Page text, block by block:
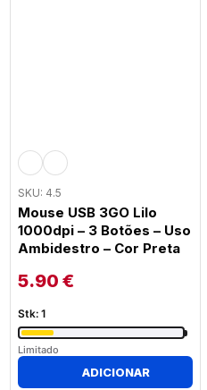
SKU: 4.5
Mouse USB 3GO Lilo
1000dpi – 3 Botões – Uso
Ambidestro – Cor Preta
5.90 €
Stk: 1
Limitado
ADICIONAR